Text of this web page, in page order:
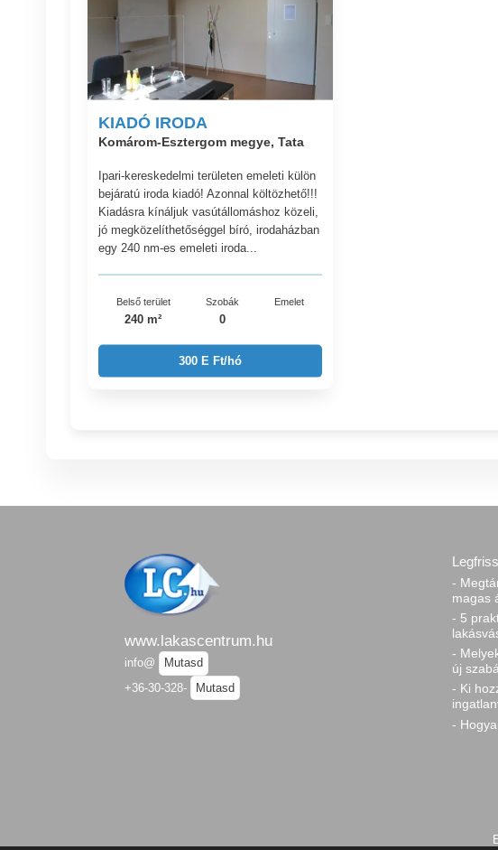
KIADÓ IRODA
Komárom-Esztergom megye, Tata
Ipari-kereskedelmi területen emeleti külön
bejáratú iroda kiadó! Azonnal költözhető!!!
Kiadásra kínáljuk vasútállomáshoz közeli,
jó megközelíthetőséggel bíró, irodaházban
egy 240 nm-es emeleti iroda...
Belső terület
240 m²
Szobák
0
Emelet
300 E Ft/hó
www.lakascentrum.hu
info@
Mutasd
+36-30-328-
Mutasd
-
magas
- 5
-
új
- Ki
-